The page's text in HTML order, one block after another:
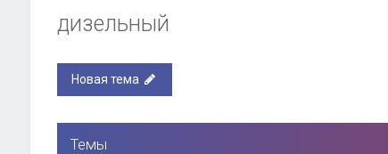
дизельный
Новая тема
Темы